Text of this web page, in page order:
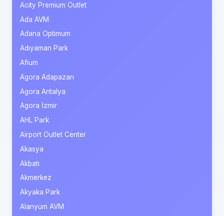
Acity Premium Outlet
Ada AVM
Adana Optimum
Adıyaman Park
Afium
Agora Adapazarı
Agora Antalya
Agora İzmir
AHL Park
Airport Outlet Center
Akasya
Akbatı
Akmerkez
Akyaka Park
Alanyum AVM